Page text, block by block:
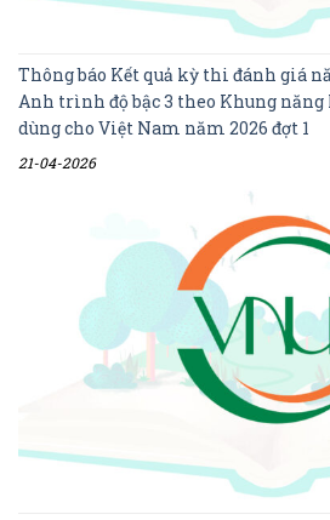
Thông báo Kết quả kỳ thi đánh giá
Anh trình độ bậc 3 theo Khung năng
dùng cho Việt Nam năm 2026 đợt 1
21-04-2026